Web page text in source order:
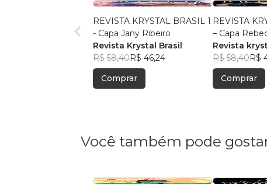
REVISTA KRYSTAL BRASIL 1
- Capa Jany Ribeiro
Revista Krystal Brasil
R$ 58,40R$ 46,24
Comprar
REVISTA
– Capa
Revista
R$ 58,40R$
Comprar
Você também pode